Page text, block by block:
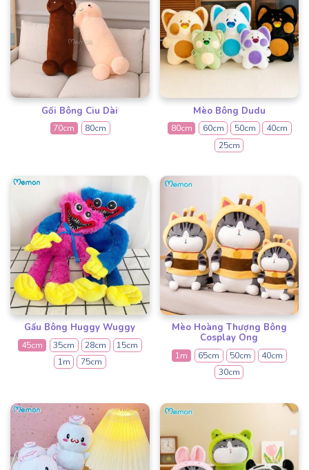
Gối Bông Ciu Dài
70cm 80cm
Mèo Bông Dudu
80cm 60cm 50cm
40cm
25cm
Gấu Bông Huggy Wuggy
45cm 35cm 28cm
15cm
1m
75cm
Mèo Hoàng Thượng Bông
Cosplay Ong
1m 65cm 50cm
40cm
30cm